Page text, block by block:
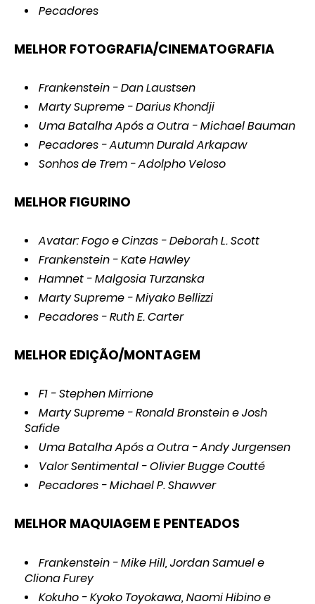
Pecadores
MELHOR FOTOGRAFIA/CINEMATOGRAFIA
Frankenstein - Dan Laustsen
Marty Supreme - Darius Khondji
Uma Batalha Após a Outra - Michael Bauman
Pecadores - Autumn Durald Arkapaw
Sonhos de Trem - Adolpho Veloso
MELHOR FIGURINO
Avatar: Fogo e Cinzas - Deborah L. Scott
Frankenstein - Kate Hawley
Hamnet - Malgosia Turzanska
Marty Supreme - Miyako Bellizzi
Pecadores - Ruth E. Carter
MELHOR EDIÇÃO/MONTAGEM
F1 - Stephen Mirrione
Marty Supreme - Ronald Bronstein e Josh
Safide
Uma Batalha Após a Outra - Andy Jurgensen
Valor Sentimental - Olivier Bugge Coutté
Pecadores - Michael P. Shawver
MELHOR MAQUIAGEM E PENTEADOS
Frankenstein - Mike Hill, Jordan Samuel e
Cliona Furey
Kokuho - Kyoko Toyokawa, Naomi Hibino e